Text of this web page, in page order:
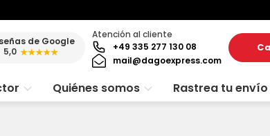
de Google
5,0 ★★★★★
Atención al cliente
+49 335 277 130 08
mail@dagoexpress.com
Quiénes somos Rastrea tu envío